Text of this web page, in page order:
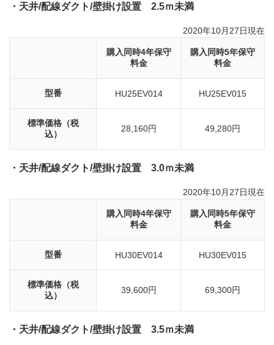
・天井/配線ダクト/壁掛け設置 2.5ｍ未満
2020年10月27日現在
購入同時4年保守
料金
購入同時5年保守
料金
型番 HU25EV014 HU25EV015
標準価格（税
込）
28,160円 49,280円
・天井/配線ダクト/壁掛け設置 3.0ｍ未満
2020年10月27日現在
購入同時4年保守
料金
購入同時5年保守
料金
型番 HU30EV014 HU30EV015
標準価格（税
込）
39,600円 69,300円
・天井/配線ダクト/壁掛け設置 3.5ｍ未満